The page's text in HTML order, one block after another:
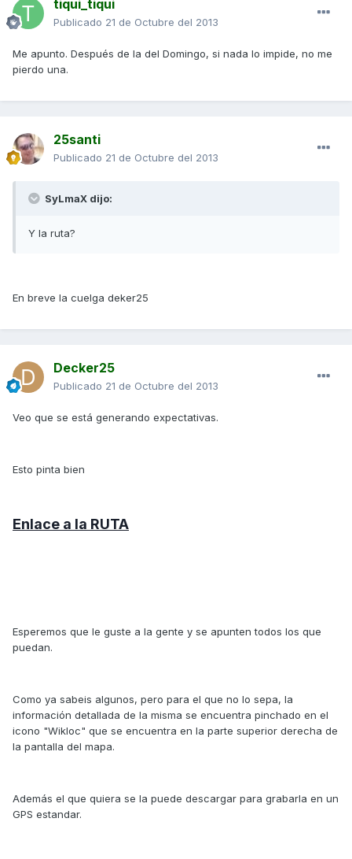
tiqui_tiqui
Publicado 21 de Octubre del 2013
Me apunto. Después de la del Domingo, si nada lo impide, no me
pierdo una.
25santi
Publicado 21 de Octubre del 2013
SyLmaX dijo:
Y la ruta?
En breve la cuelga deker25
Decker25
Publicado 21 de Octubre del 2013
Veo que se está generando expectativas.
Esto pinta bien
Enlace a la RUTA
Esperemos que le guste a la gente y se apunten todos los que
puedan.
Como ya sabeis algunos, pero para el que no lo sepa, la
información detallada de la misma se encuentra pinchado en el
icono "Wikloc" que se encuentra en la parte superior derecha de
la pantalla del mapa.
Además el que quiera se la puede descargar para grabarla en un
GPS estandar.